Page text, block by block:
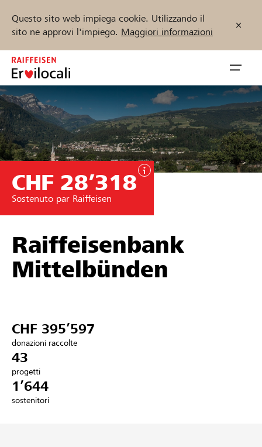
Questo sito web impiega cookie. Utilizzando il
sito ne approvi l'impiego. Maggiori informazioni
Zum
Inhalt
springen
öffnen
Sostenere
Aiuto & supporto
Partner / Banche Raiffeisen
Collegarsi
Registrazione
Trova progetti e organizzazioni
Inizia ora
CHF 28’318
Sostenuto par Raiffeisen
Raiffeisenbank
Mittelbünden
CHF 395’597
donazioni raccolte
43
progetti
1’644
sostenitori